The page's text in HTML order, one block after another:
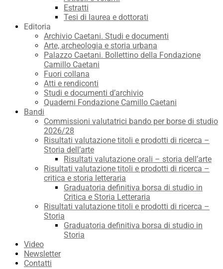
Estratti
Tesi di laurea e dottorati
Editoria
Archivio Caetani. Studi e documenti
Arte, archeologia e storia urbana
Palazzo Caetani. Bollettino della Fondazione
Camillo Caetani
Fuori collana
Atti e rendiconti
Studi e documenti d’archivio
Quaderni Fondazione Camillo Caetani
Bandi
Commissioni valutatrici bando per borse di studio
2026/28
Risultati valutazione titoli e prodotti di ricerca –
Storia dell’arte
Risultati valutazione orali – storia dell’arte
Risultati valutazione titoli e prodotti di ricerca –
critica e storia letteraria
Graduatoria definitiva borsa di studio in
Critica e Storia Letteraria
Risultati valutazione titoli e prodotti di ricerca –
Storia
Graduatoria definitiva borsa di studio in
Storia
Video
Newsletter
Contatti